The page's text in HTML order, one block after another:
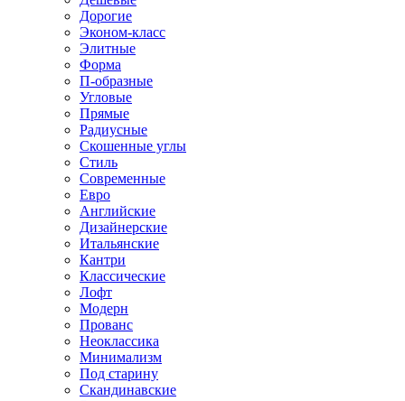
Дорогие
Эконом-класс
Элитные
Форма
П-образные
Угловые
Прямые
Радиусные
Скошенные углы
Стиль
Современные
Евро
Английские
Дизайнерские
Итальянские
Кантри
Классические
Лофт
Модерн
Прованс
Неоклассика
Минимализм
Под старину
Скандинавские